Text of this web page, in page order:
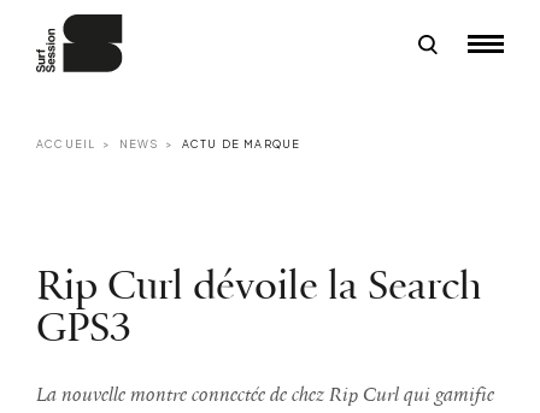
ACCUEIL NEWS ACTU DE MARQUE
Rip Curl dévoile la Search
GPS3
La nouvelle montre connectée de chez Rip Curl qui gamifie